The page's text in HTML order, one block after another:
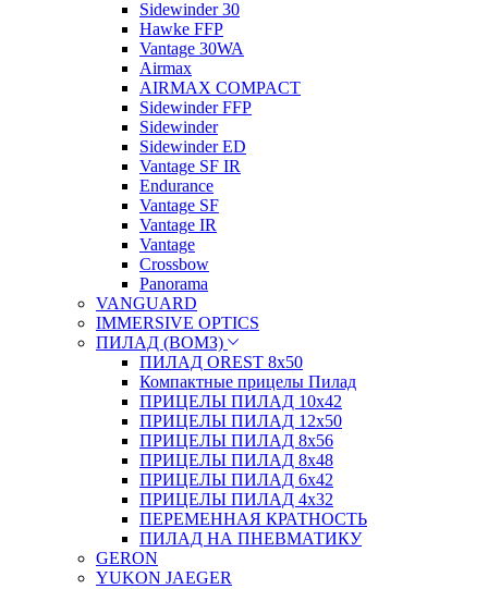
Sidewinder 30
Hawke FFP
Vantage 30WA
Airmax
AIRMAX COMPACT
Sidewinder FFP
Sidewinder
Sidewinder ED
Vantage SF IR
Endurance
Vantage SF
Vantage IR
Vantage
Crossbow
Panorama
VANGUARD
IMMERSIVE OPTICS
ПИЛАД (ВОМЗ)
ПИЛАД OREST 8х50
Компактные прицелы Пилад
ПРИЦЕЛЫ ПИЛАД 10х42
ПРИЦЕЛЫ ПИЛАД 12х50
ПРИЦЕЛЫ ПИЛАД 8х56
ПРИЦЕЛЫ ПИЛАД 8х48
ПРИЦЕЛЫ ПИЛАД 6х42
ПРИЦЕЛЫ ПИЛАД 4х32
ПЕРЕМЕННАЯ КРАТНОСТЬ
ПИЛАД НА ПНЕВМАТИКУ
GERON
YUKON JAEGER